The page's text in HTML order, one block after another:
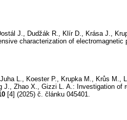
J., Dudžák R., Klír D., Krása J.,
characterization of electromagnetic
L., Koester P., Krupka M., Krůs M.,
Zhao X., Gizzi L. A.: Investigation of
[4] (2025) č. článku 045401.